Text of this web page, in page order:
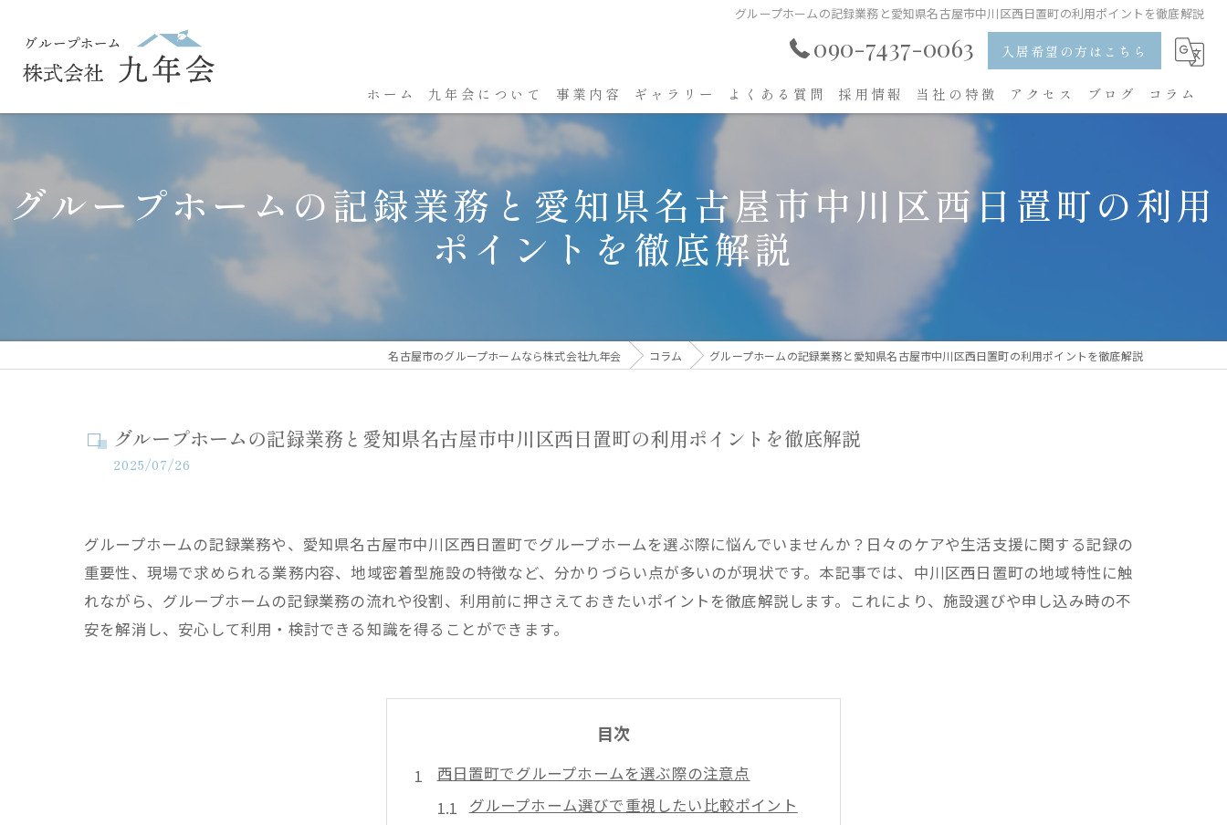
グループホームの記録業務と愛知県名古屋市中川区西日置町の利用ポイントを徹底解説
090-7437-0063 入居希望の方はこちら
ホーム 九年会について 事業内容 ギャラリー よくある質問 採用情報 当社の特徴
食事
レクリエーション
求人
内職
看護
アクセス ブログ コラム
グループホームの記録業務と愛知県名古屋市中川区西日置町の利用
ポイントを徹底解説
名古屋市のグループホームなら株式会社九年会 コラム グループホームの記録業務と愛知県名古屋市中川区西日置町の利用ポイントを徹底解説
グループホームの記録業務と愛知県名古屋市中川区西日置町の利用ポイントを徹底解説
2025/07/26
グループホームの記録業務や、愛知県名古屋市中川区西日置町でグループホームを選ぶ際に悩んでいませんか？日々のケアや生活支援に関する記録の
重要性、現場で求められる業務内容、地域密着型施設の特徴など、分かりづらい点が多いのが現状です。本記事では、中川区西日置町の地域特性に触
れながら、グループホームの記録業務の流れや役割、利用前に押さえておきたいポイントを徹底解説します。これにより、施設選びや申し込み時の不
安を解消し、安心して利用・検討できる知識を得ることができます。
目次
西日置町でグループホームを選ぶ際の注意点
グループホーム選びで重視したい比較ポイント